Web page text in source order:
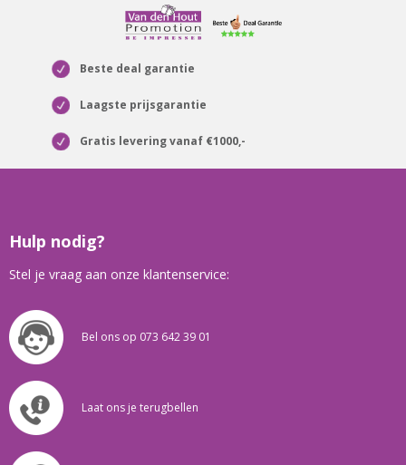
Beste deal garantie
Laagste prijsgarantie
Gratis levering vanaf €1000,-
Hulp nodig?
Stel je vraag aan onze klantenservice:
Bel ons op 073 642 39 01
Laat ons je terugbellen